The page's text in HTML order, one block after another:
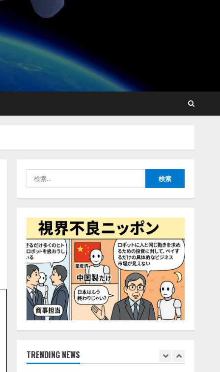
索:
TRENDING NEWS
藤原竜也がAIで組織の改善
点を見抜く！ SKYSEA Client
View 新テレビCM公開！
新オプション！ AIが組織の
グ動画公開 「もしAIが自分
年の夏はカブトムシを捕ま
2026/08/06/14:54:31
「QueryPie AIP」を提供開
4
レアラ、『AIはどの法律事
務所を推薦するのか』につ
×5つのAIで実態調査を実施
2026/08/06/11:53:44
5
ZETAアライアンス、AIとIoT
の共創を推進する
「Agentic IoT Lab」を設立
2026/08/06/11:53:44
1
AI駆動開発の推進に向けて
「TinhVan Technologies